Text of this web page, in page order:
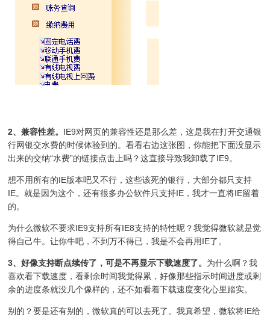
2、兼容性差。 IE9对网页的兼容性还是那么差，这是我在打开交通银
行网银交水费的时候体验到的。看看右边这张图，你能把下面没显示
出来的交纳“水费”的链接点击上吗？这直接导致我卸载了IE9。
想不用所有的IE版本吧又不行，这些该死的银行，大部分都只支持
IE。就是因为这个，还有很多办公软件只支持IE，我才一直将IE留着
的。
为什么微软不要求IE9支持所有IE8支持的特性呢？我觉得微软就是觉
得自己牛。让你牛吧，不到万不得已，我是不会再用IE了。
3、好像支持断点续传了，可是不再显示下载速度了。 为什么啊？我
喜欢看下载速度，看剩余时间我觉得累，好像那些指示时间进度或剩
余的进度条就没几个像样的，还不如看着下载速度变化心里踏实。
别的？要是还有别的，微软真的可以去死了。我真希望，微软将IE给